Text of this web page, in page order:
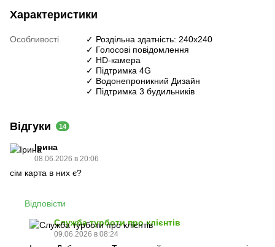
Характеристики
Особливості
✓ Роздільна здатність: 240х240
✓ Голосові повідомлення
✓ HD-камера
✓ Підтримка 4G
✓ Водонепроникний Дизайн
✓ Підтримка 3 будильників
Відгуки 14
Ірина
08.06.2026 в 20:06
сім карта в них є?
Відповісти
Служба турботи про клієнтів
09.06.2026 в 08:24